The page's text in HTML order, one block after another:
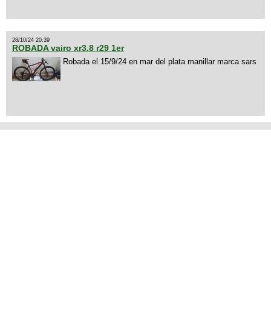
28/10/24 20:39
ROBADA vairo xr3.8 r29 1er
Robada el 15/9/24 en mar del plata manillar marca sars